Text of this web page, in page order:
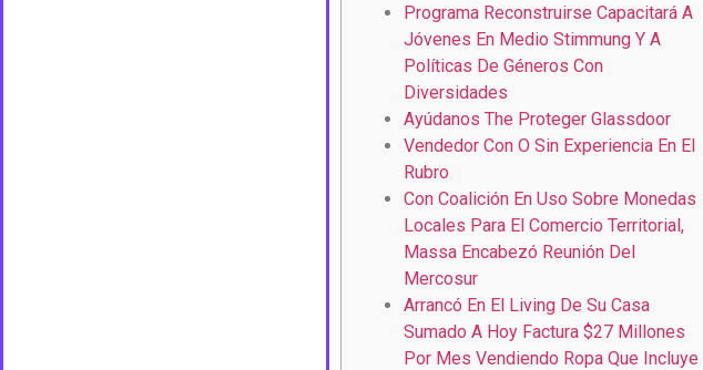
Programa Reconstruirse Capacitará A
Jóvenes En Medio Stimmung Y A
Políticas De Géneros Con
Diversidades
Ayúdanos The Proteger Glassdoor
Vendedor Con O Sin Experiencia En El
Rubro
Con Coalición En Uso Sobre Monedas
Locales Para El Comercio Territorial,
Massa Encabezó Reunión Del
Mercosur
Arrancó En El Living De Su Casa
Sumado A Hoy Factura $27 Millones
Por Mes Vendiendo Ropa Que Incluye